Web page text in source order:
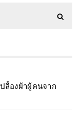
ปลื้องผ้าผู้คนจาก